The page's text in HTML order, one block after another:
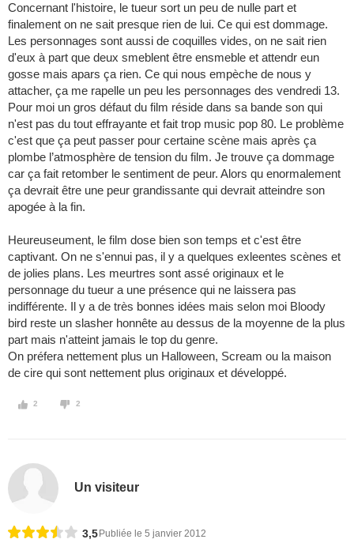
Concernant l'histoire, le tueur sort un peu de nulle part et
finalement on ne sait presque rien de lui. Ce qui est dommage.
Les personnages sont aussi de coquilles vides, on ne sait rien
d'eux à part que deux smeblent être ensmeble et attendr eun
gosse mais apars ça rien. Ce qui nous empèche de nous y
attacher, ça me rapelle un peu les personnages des vendredi 13.
Pour moi un gros défaut du film réside dans sa bande son qui
n'est pas du tout effrayante et fait trop music pop 80. Le problème
c'est que ça peut passer pour certaine scène mais après ça
plombe l’atmosphère de tension du film. Je trouve ça dommage
car ça fait retomber le sentiment de peur. Alors qu enormalement
ça devrait être une peur grandissante qui devrait atteindre son
apogée à la fin.
Heureuseument, le film dose bien son temps et c'est être
captivant. On ne s'ennui pas, il y a quelques exleentes scènes et
de jolies plans. Les meurtres sont assé originaux et le
personnage du tueur a une présence qui ne laissera pas
indifférente. Il y a de très bonnes idées mais selon moi Bloody
bird reste un slasher honnête au dessus de la moyenne de la plus
part mais n'atteint jamais le top du genre.
On préfera nettement plus un Halloween, Scream ou la maison
de cire qui sont nettement plus originaux et développé.
2 2
Un visiteur
3,5 Publiée le 5 janvier 2012